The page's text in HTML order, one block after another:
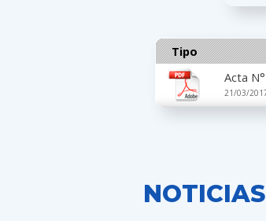
Tipo
Acta
21/03/
NOTICIAS